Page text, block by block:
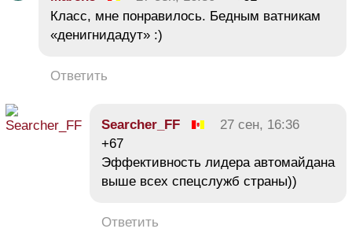
Класс, мне понравилось. Бедным ватникам
«денигнидадут» :)
Ответить
Searcher_FF
27 сен, 16:36
+67
Эффективность лидера автомайдана
выше всех спецслужб страны))
Ответить